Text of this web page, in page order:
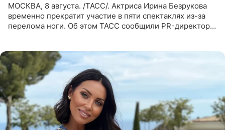
МОСКВА, 8 августа. /ТАСС/. Актриса Ирина Безрукова
временно прекратит участие в пяти спектаклях из-за
перелома ноги. Об этом ТАСС сообщили PR-директор